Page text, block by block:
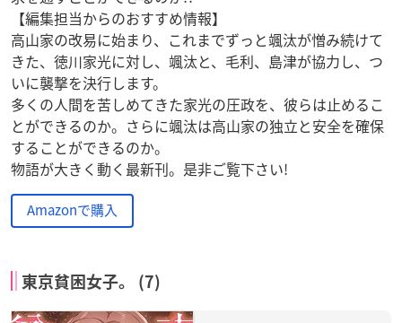
【編集担当からのおすすめ情報】
高山家の改易に始まり、これまでずっと颯汰が憎み続けて
きた、徳川家光に対し、颯汰と、毛利、島津が協力し、つ
いに襲撃を決行します。
多くの人間を苦しめてきた家光の圧政を、彼らは止めるこ
とができるのか。さらに颯汰は高山家の独立と安全を確保
することができるのか。
物語が大きく動く最新刊。是非ご覧下さい!
Amazonで購入
東京貧困女子。 (7)